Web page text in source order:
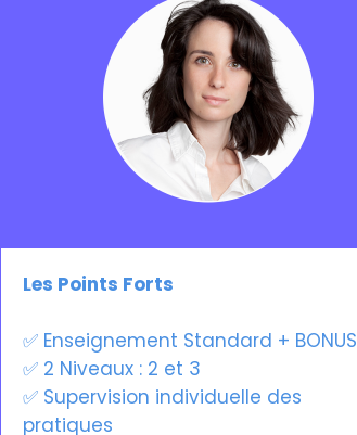
Les Points Forts
✅ Enseignement Standard + BONUS
✅ 2 Niveaux : 2 et 3
✅ Supervision individuelle des
pratiques